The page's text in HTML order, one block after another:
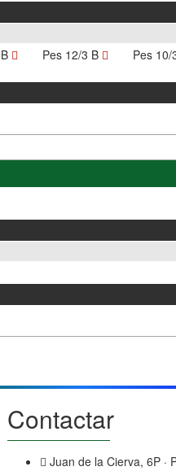
Pes 12/3 B
Pes 10/
Contactar
Juan de la Cierva, 6P ·